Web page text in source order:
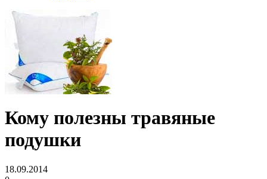
Кому полезны травяные
подушки
18.09.2014